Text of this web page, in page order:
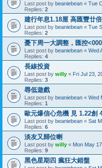
Last post by beaniebean « Tue
Replies: 2
建行年息1.18厘 高匯豐廿
Last post by beaniebean « Tue
Replies: 2
憂下周一大調整，匯控
Last post by beaniebean « Wed
Replies: 4
長線投資
Last post by willy « Fri Jul 23,
Replies: 3
尋低遊戲
Last post by beaniebean « Wed
Replies: 1
歐元爆信心危機 見 1.22
Last post by beaniebean « Sat
Replies: 6
淡友又歸位喇
Last post by willy « Mon May
Replies: 9
黑色星期四 瘋狂大錯盤